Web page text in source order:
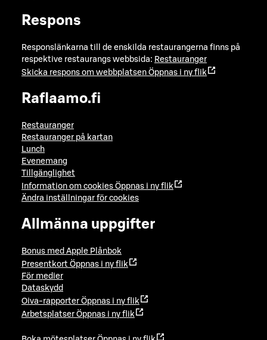
Respons
Responslänkarna till de enskilda restaurangerna finns på
respektive restaurangs webbsida: Restauranger
Skicka respons om webbplatsen Öppnas i ny flik
Raflaamo.fi
Restauranger
Restauranger på kartan
Lunch
Evenemang
Tillgänglighet
Information om cookies Öppnas i ny flik
Ändra inställningar för cookies
Allmänna uppgifter
Bonus med Apple Plånbok
Presentkort Öppnas i ny flik
För medier
Dataskydd
Oiva-rapporter Öppnas i ny flik
Arbetsplatser Öppnas i ny flik